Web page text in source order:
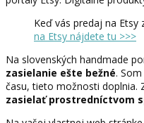
Keď vás predaj na Etsy
na Etsy nájdete tu >>>
Na slovenských handmade
zasielanie ešte bežné.
času, tieto možnosti doplnia.
zasielať prostredníctvom